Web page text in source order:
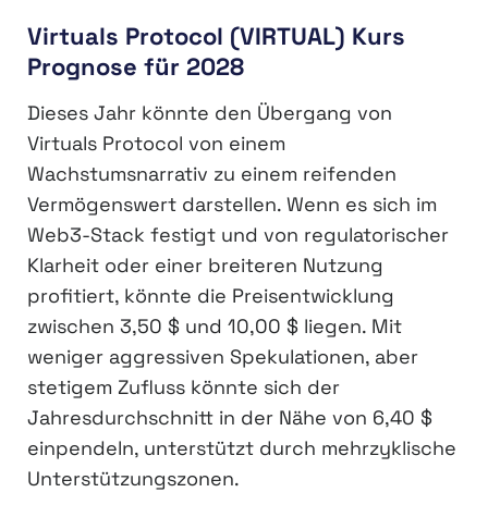
Virtuals Protocol (VIRTUAL) Kurs
Prognose für 2028
Dieses Jahr könnte den Übergang von
Virtuals Protocol von einem
Wachstumsnarrativ zu einem reifenden
Vermögenswert darstellen. Wenn es sich im
Web3-Stack festigt und von regulatorischer
Klarheit oder einer breiteren Nutzung
profitiert, könnte die Preisentwicklung
zwischen 3,50 $ und 10,00 $ liegen. Mit
weniger aggressiven Spekulationen, aber
stetigem Zufluss könnte sich der
Jahresdurchschnitt in der Nähe von 6,40 $
einpendeln, unterstützt durch mehrzyklische
Unterstützungszonen.